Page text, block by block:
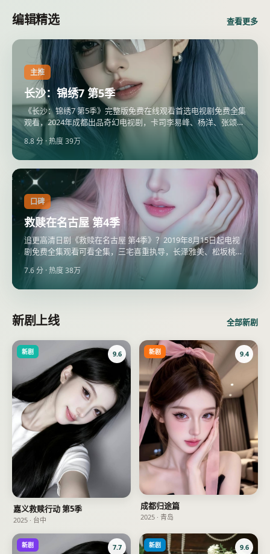
编辑精选 查看更多
主推
长沙：锦绣7 第5季
《长沙：锦绣7 第5季》完整版免费在线观看首选电视剧免费全集
观看，2024年成都出品奇幻电视剧，卡司李易峰、杨洋、张颂
文，2024年7月13日更新。
8.8分 · 热度39万
口碑
救赎在名古屋 第4季
追更高清日剧《救赎在名古屋 第4季》？2019年8月15日起电视
剧免费全集观看可看全集，三宅喜重执导，长泽雅美、松坂桃李
领衔，全集电视剧大全同步超清片源。
7.6分 · 热度38万
新剧上线 全部新剧
新剧 9.6
嘉义救赎行动 第5季
2025 · 台中
新剧 9.4
成都归途篇
2025 · 青岛
新剧 7.7 新剧 9.6